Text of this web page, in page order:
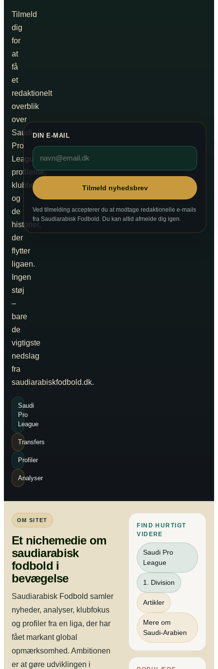
Tilmeld
dig
for
at
få
et
redaktionelt
overblik
over
Saudi
Pro
League,
profilerne,
klubberne
og
de
historier,
der
flytter
ligaen.
Ingen
støj
–
bare
de
vigtigste
nedslag
fra
saudiarabiskfodbold.dk.
Saudi
Pro
League
Transfers
Profiler
Analyser
DIN E-MAIL
Tilmeld nyhedsbrev
Ved tilmelding accepterer du at modtage redaktionelle e-mails
fra Saudiarabisk Fodbold. Du kan altid afmelde dig igen.
OM SITET
Et nichemedie om
saudiarabisk
fodbold i
bevægelse
Saudiarabisk Fodbold samler
nyheder, analyser, klubfokus
og profiler fra en liga, der har
fået markant global
opmærksomhed. Ambitionen
er at gøre udviklingen i
FIND HURTIGT
VIDERE
Saudi Pro
League
1. Division
Artikler
Mere om
Saudi-Arabien